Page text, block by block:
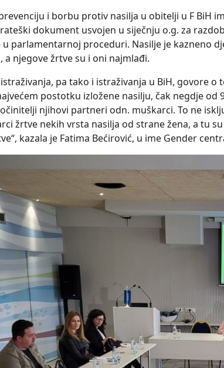
i borbu protiv nasilja u obitelji u F BiH
dokument usvojen u siječnju o.g. za
parlamentarnoj proceduri. Nasilje je kazneno
a njegove žrtve su i oni najmlađi.
istraživanja, pa tako i istraživanja u BiH, govore o
postotku izložene nasilju, čak negdje od
njihovi partneri odn. muškarci. To ne
žrtve nekih vrsta nasilja od strane žena, a tu
kazala je Fatima Bećirović, u ime Gender